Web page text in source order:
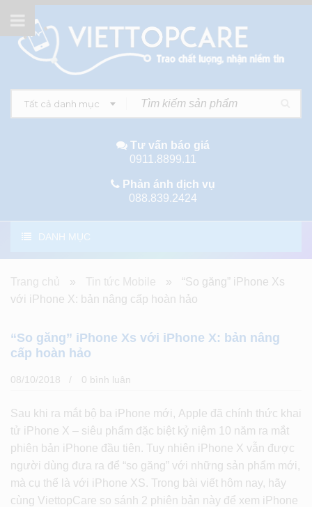
Tất cả danh mục
Tư vấn báo giá
0911.8899.11
Phản ánh dịch vụ
088.839.2424
DANH MỤC
Trang chủ » Tin tức Mobile »
“So găng” iPhone Xs
với iPhone X: bản nâng cấp hoàn hảo
“So găng” iPhone Xs với iPhone X: bản nâng
cấp hoàn hảo
08/10/2018 0 bình luân
Sau khi ra mắt bộ ba iPhone mới, Apple đã chính thức khai
tử iPhone X – siêu phẩm đặc biệt kỷ niệm 10 năm ra mắt
phiên bản iPhone đầu tiên. Tuy nhiên iPhone X vẫn được
người dùng đưa ra để “so găng” với những sản phẩm mới,
mà cụ thể là với iPhone XS. Trong bài viết hôm nay, hãy
cùng ViettopCare so sánh 2 phiên bản này để xem iPhone